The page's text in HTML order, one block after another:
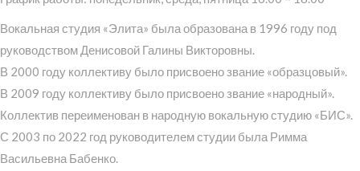
Вокальная студия «Элита» была образована в 1996 году под
руководством Денисовой Галины Викторовны.
В 2000 году коллективу было присвоено звание «образцовый».
В 2009 году коллективу было присвоено звание «народный».
Коллектив переименован в народную вокальную студию «БИС».
С 2003 по 2022 год руководителем студии была Римма
Васильевна Бабенко.